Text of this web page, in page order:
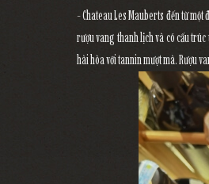
- Chateau Les Mauberts đến từ
rượu vang thanh lịch và có cấu trúc
hài hòa với tannin mượt mà. Rượu